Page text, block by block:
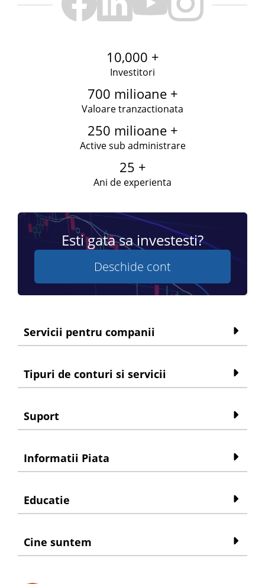
10,000 +
Investitori
700 milioane +
Valoare tranzactionata
250 milioane +
Active sub administrare
25 +
Ani de experienta
Esti gata sa investesti?
Deschide cont
Servicii pentru companii
Tipuri de conturi si servicii
Suport
Informatii Piata
Educatie
Cine suntem